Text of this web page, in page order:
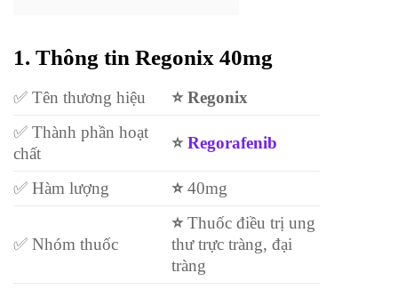
1. Thông tin Regonix 40mg
✅ Tên thương hiệu
⭐ Regonix
✅ Thành phần hoạt
chất
⭐Regorafenib
✅ Hàm lượng ⭐40mg
✅ Nhóm thuốc
⭐Thuốc điều trị ung
thư trực tràng, đại
tràng